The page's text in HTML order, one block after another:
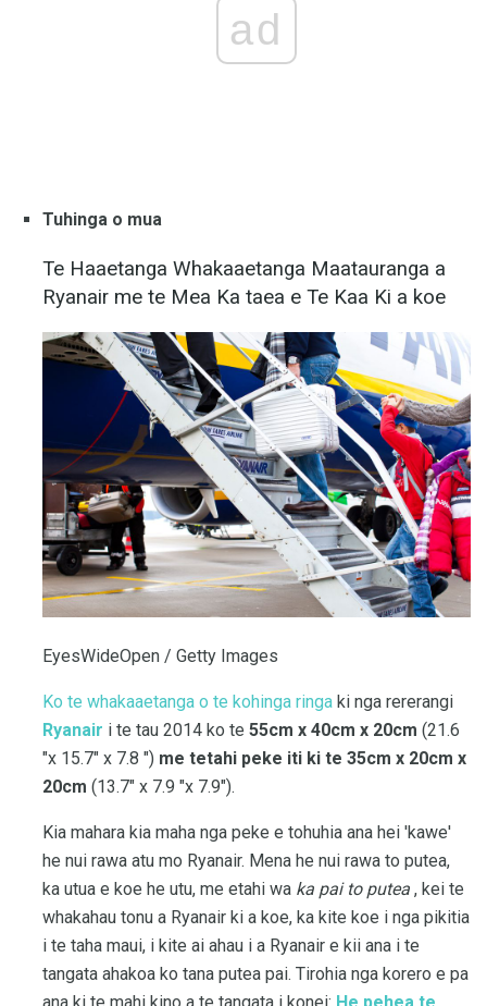
ad
Tuhinga o mua
Te Haaetanga Whakaaetanga Maatauranga a
Ryanair me te Mea Ka taea e Te Kaa Ki a koe
EyesWideOpen / Getty Images
Ko te whakaaetanga o te kohinga ringa ki nga rererangi
Ryanair i te tau 2014 ko te 55cm x 40cm x 20cm (21.6
"x 15.7" x 7.8 ") me tetahi peke iti ki te 35cm x 20cm x
20cm (13.7" x 7.9 "x 7.9").
Kia mahara kia maha nga peke e tohuhia ana hei 'kawe'
he nui rawa atu mo Ryanair. Mena he nui rawa to putea,
ka utua e koe he utu, me etahi wa ka pai to putea , kei te
whakahau tonu a Ryanair ki a koe, ka kite koe i nga pikitia
i te taha maui, i kite ai ahau i a Ryanair e kii ana i te
tangata ahakoa ko tana putea pai. Tirohia nga korero e pa